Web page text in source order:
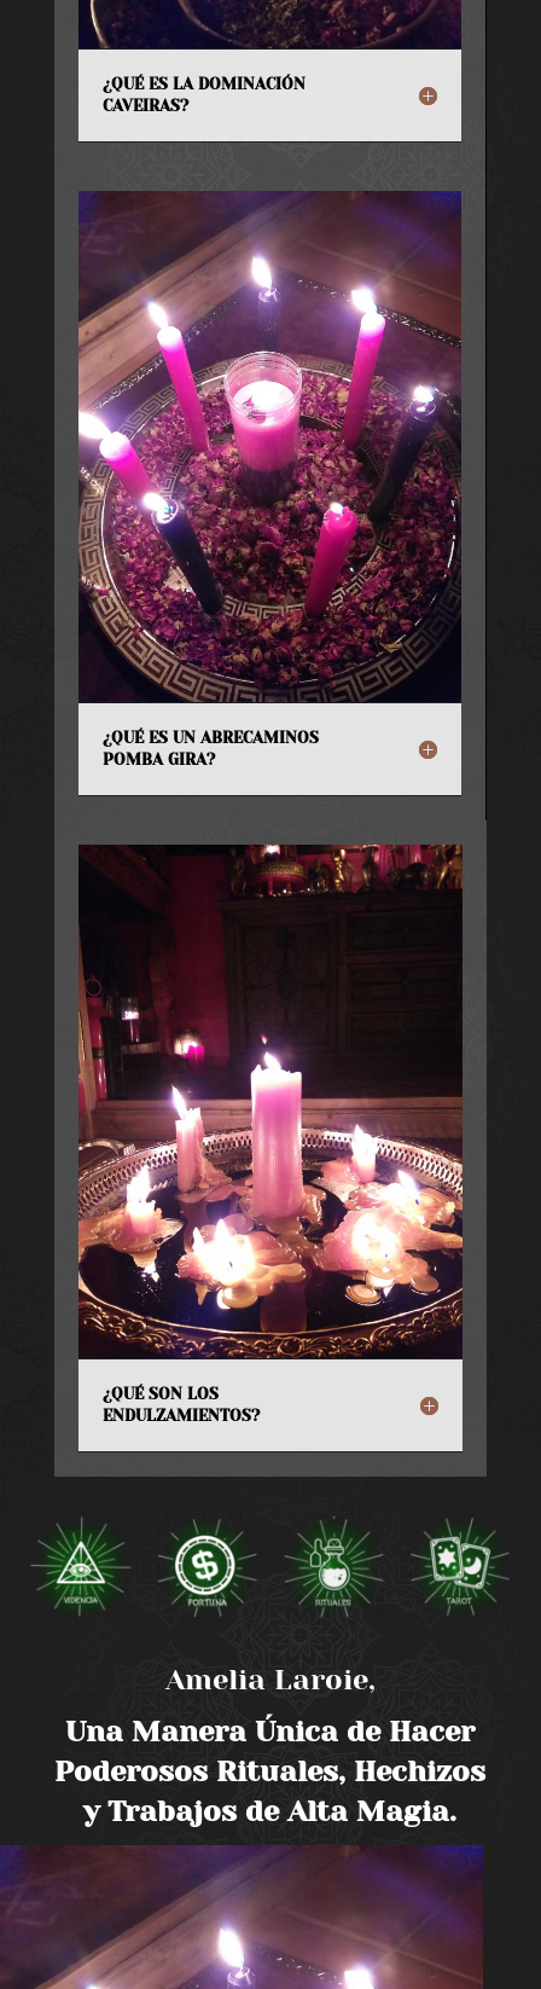
¿QUÉ ES LA DOMINACIÓN
CAVEIRAS?
¿QUÉ ES UN ABRECAMINOS
POMBA GIRA?
¿QUÉ SON LOS
ENDULZAMIENTOS?
Amelia Laroie,
Una Manera Única de Hacer
Poderosos Rituales, Hechizos
y Trabajos de Alta Magia.